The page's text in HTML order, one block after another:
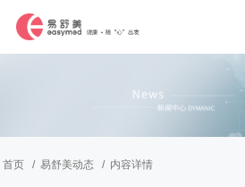
首页 易舒美动态 内容详情